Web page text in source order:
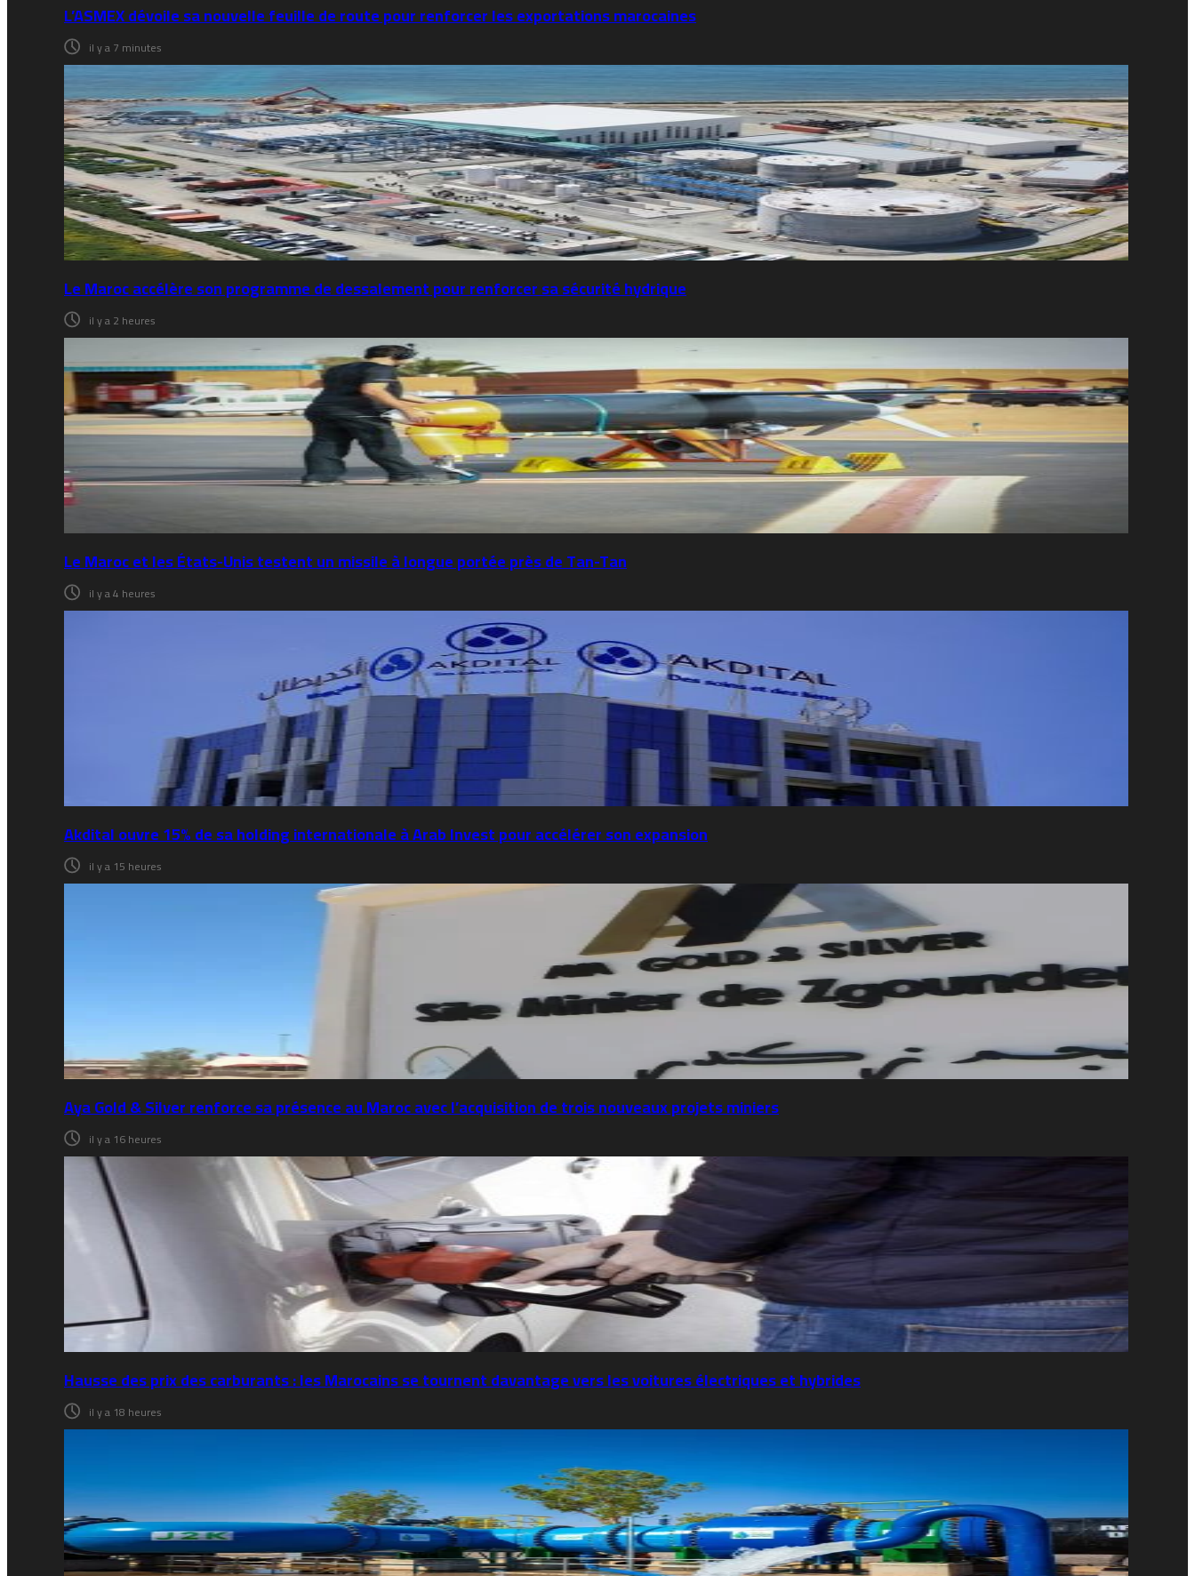
L’ASMEX dévoile sa nouvelle feuille de route pour renforcer les exportations marocaines
il y a 7 minutes
Le Maroc accélère son programme de dessalement pour renforcer sa sécurité hydrique
il y a 2 heures
Le Maroc et les États-Unis testent un missile à longue portée près de Tan-Tan
il y a 4 heures
Akdital ouvre 15% de sa holding internationale à Arab Invest pour accélérer son expansion
il y a 15 heures
Aya Gold & Silver renforce sa présence au Maroc avec l’acquisition de trois nouveaux projets miniers
il y a 16 heures
Hausse des prix des carburants : les Marocains se tournent davantage vers les voitures électriques et hybrides
il y a 18 heures